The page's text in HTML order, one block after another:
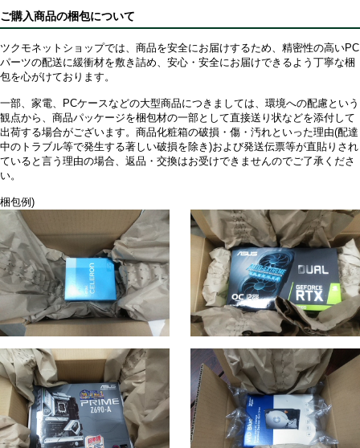
ご購入商品の梱包について
ツクモネットショップでは、商品を安全にお届けするため、精密性の高いPC
パーツの配送に緩衝材を敷き詰め、安心・安全にお届けできるよう丁寧な梱
包を心がけております。
一部、家電、PCケースなどの大型商品につきましては、環境への配慮という
観点から、商品パッケージを梱包材の一部として直接送り状などを添付して
出荷する場合がございます。商品化粧箱の破損・傷・汚れといった理由(配達
中のトラブル等で発生する著しい破損を除き)および発送伝票等が直貼りされ
ていると言う理由の場合、返品・交換はお受けできませんのでご了承くださ
い。
梱包例)